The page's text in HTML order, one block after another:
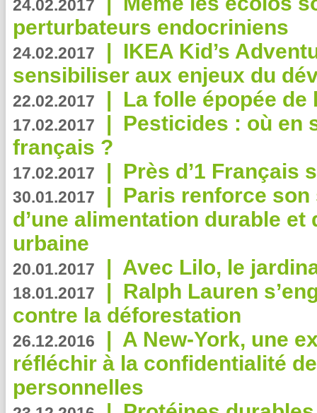
24.02.2017
perturbateurs endocriniens
24.02.2017 | IKEA Kid’s
sensibiliser aux enjeux du
22.02.2017 | La folle épopée de
17.02.2017 | Pesticides : où en
français ?
17.02.2017 | Près d’1 Français
30.01.2017 | Paris renforce
d’une alimentation durable et
urbaine
20.01.2017 | Avec Lilo, le
18.01.2017 | Ralph Lauren
contre la déforestation
26.12.2016 | A New-York, une
réfléchir à la confidentialité
personnelles